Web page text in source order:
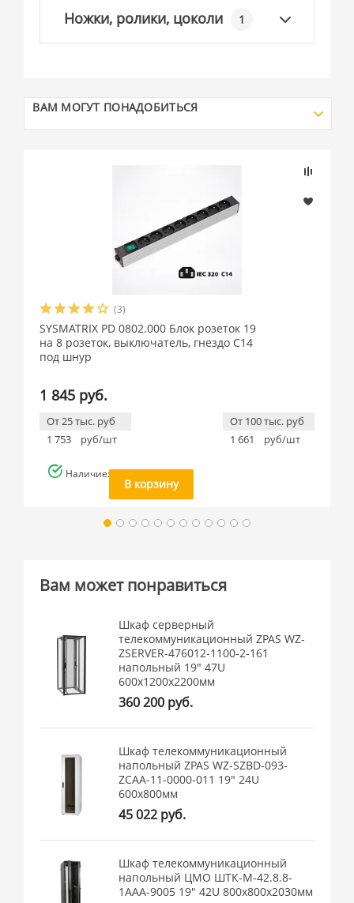
Ножки, ролики, цоколи 1
ВАМ МОГУТ ПОНАДОБИТЬСЯ
(3)
SYSMATRIX PD 0802.000 Блок розеток 19
на 8 розеток, выключатель, гнездо C14
под шнур
1 845 руб.
От 25 тыс. руб
1 753
руб/шт
От 100 тыс. руб
1 661
руб/шт
Наличие: много
В корзину
Вам может понравиться
Шкаф серверный
телекоммуникационный ZPAS WZ-
ZSERVER-476012-1100-2-161
напольный 19" 47U
600x1200x2200мм
360 200 руб.
Шкаф телекоммуникационный
напольный ZPAS WZ-SZBD-093-
ZCAA-11-0000-011 19" 24U
600x800мм
45 022 руб.
Шкаф телекоммуникационный
напольный ЦМО ШТК-М-42.8.8-
1ААА-9005 19" 42U 800x800x2030мм